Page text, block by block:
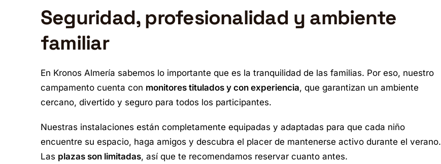
Seguridad, profesionalidad y ambiente
familiar
En Kronos Almería sabemos lo importante que es la tranquilidad de las familias. Por eso, nuestro
campamento cuenta con monitores titulados y con experiencia, que garantizan un ambiente
cercano, divertido y seguro para todos los participantes.
Nuestras instalaciones están completamente equipadas y adaptadas para que cada niño
encuentre su espacio, haga amigos y descubra el placer de mantenerse activo durante el verano.
Las plazas son limitadas, así que te recomendamos reservar cuanto antes.